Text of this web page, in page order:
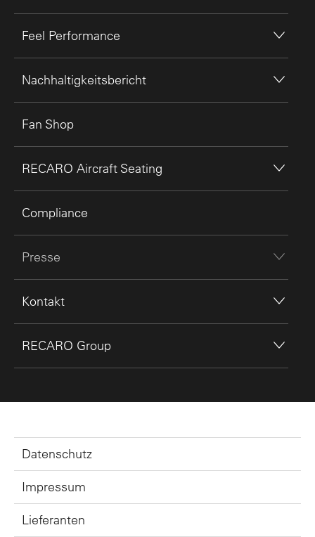
Feel Performance
Nachhaltigkeitsbericht
Fan Shop
RECARO Aircraft Seating
Compliance
Presse
Kontakt
RECARO Group
Datenschutz
Impressum
Lieferanten